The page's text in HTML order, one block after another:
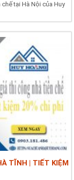
tại Hà Nội của Huy
TĨNH | TIẾT KIỆM